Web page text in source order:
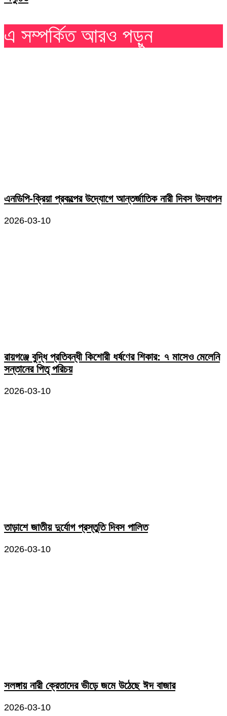
এ সম্পর্কিত আরও পড়ুন
এনডিপি-ক্রিয়া প্রকল্পের উদ্যোগে আন্তর্জাতিক নারী দিবস উদযাপন
2026-03-10
রায়গঞ্জে বুদ্ধি প্রতিবন্ধী কিশোরী ধর্ষণের শিকার: ৭ মাসেও মেলেনি
সন্তানের পিতৃ পরিচয়
2026-03-10
তাড়াশে জাতীয় দুর্যোগ প্রস্তুতি দিবস পালিত
2026-03-10
সলঙ্গায় নারী ক্রেতাদের ভীড়ে জমে উঠেছে ঈদ বাজার
2026-03-10